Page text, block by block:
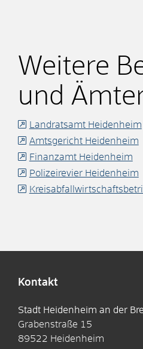
Weitere
und
Landratsamt Heidenheim
Amtsgericht Heidenheim
Finanzamt Heidenheim
Polizeirevier Heidenheim
Kontakt
Stadt Heidenheim an der
Grabenstraße 15
89522 Heidenheim